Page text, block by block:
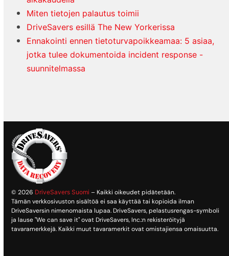
Miten tietojen palautus toimii
DriveSavers esillä The New Yorkerissa
Ennakointi ennen tietoturvapoikkeamaa: 5 asiaa,
jotka tulee dokumentoida incident response -
suunnitelmassa
© 2026 DriveSavers Suomi – Kaikki oikeudet pidätetään.
Tämän verkkosivuston sisältöä ei saa käyttää tai kopioida ilman
DriveSaversin nimenomaista lupaa. DriveSavers, pelastusrengas-symboli
ja lause "We can save it" ovat DriveSavers, Inc.:n rekisteröityjä
tavaramerkkejä. Kaikki muut tavaramerkit ovat omistajiensa omaisuutta.